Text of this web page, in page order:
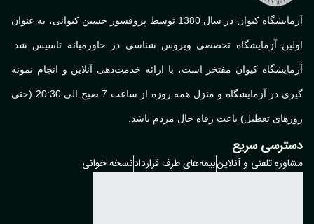
آزمایشگاه کیوان در سال 1380 توسط پروفسور حسین کیوانی، به عنوان
آزمایشگاه تخصصی ویروس شناسی در خاورمیانه تاسیس شد.
کیوان مفتخر است، با ارائه خدمت‌دهی آنلاین و انجام نمونه
گیری در آزمایشگاه و منزل همه روزه از ساعت 7 صبح الی 20:30 (حتی
تعطیل) باعث رفاه حال مردم باشد.
سریع
تلفنی و آنلاینبیمه‌های طرف قراردادنسخه خوانی